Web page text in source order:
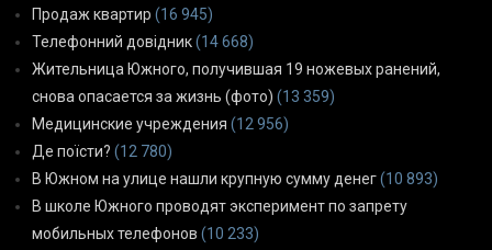
Продаж квартир (16 945)
Телефонний довідник(14 668)
Жительница Южного, получившая 19 ножевых ранений,
снова опасается за жизнь (фото) (13 359)
Медицинские учреждения (12 956)
Де поїсти? (12 780)
В Южном на улице нашли крупную сумму денег(10 893)
В школе Южного проводят эксперимент по запрету
мобильных телефонов (10 233)